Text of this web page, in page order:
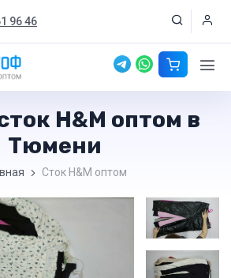
96 46
H&M оптом в
Тюмени
Сток H&M оптом